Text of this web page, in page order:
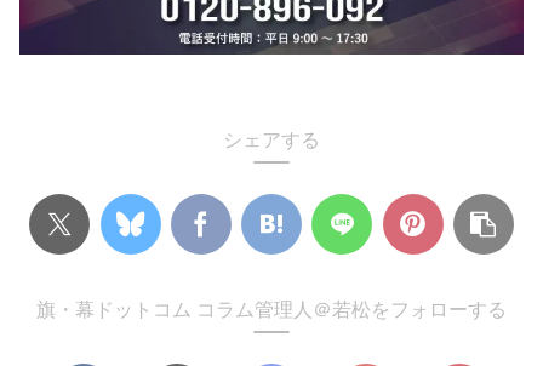
シェアする
旗・幕ドットコム コラム管理人＠若松をフォローする